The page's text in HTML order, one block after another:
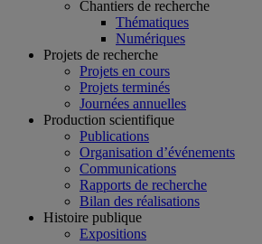
Chantiers de recherche
Thématiques
Numériques
Projets de recherche
Projets en cours
Projets terminés
Journées annuelles
Production scientifique
Publications
Organisation d’événements
Communications
Rapports de recherche
Bilan des réalisations
Histoire publique
Expositions